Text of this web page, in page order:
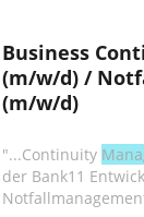
Business
(m/w/d) /
(m/w/d)
"...Continuity
der Bank11